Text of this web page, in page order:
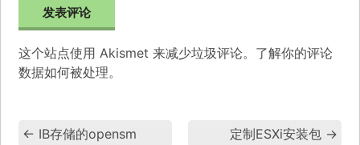
这个站点使用 Akismet 来减少垃圾评论。 了解你的评论
数据如何被处理。
← IB存储的opensm 定制ESXi安装包 →